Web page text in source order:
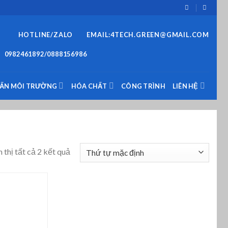
HOTLINE/ZALO
0982461892/0888156986
EMAIL:4TECH.GREEN@GMAIL.COM
MÔI TRƯỜNG HÓA CHẤT CÔNG TRÌNH LIÊN HỆ
thị tất cả 2 kết quả